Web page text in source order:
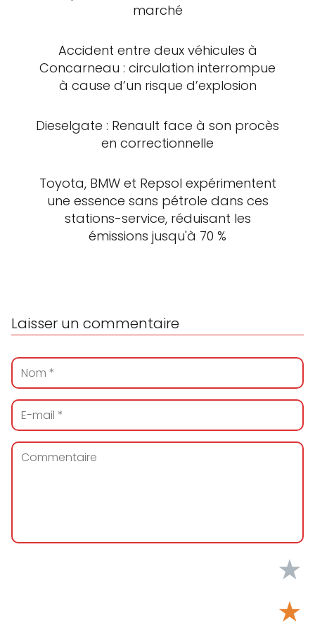
marché
Accident entre deux véhicules à
Concarneau : circulation interrompue
à cause d’un risque d’explosion
Dieselgate : Renault face à son procès
en correctionnelle
Toyota, BMW et Repsol expérimentent
une essence sans pétrole dans ces
stations-service, réduisant les
émissions jusqu'à 70 %
Laisser un commentaire
★
★